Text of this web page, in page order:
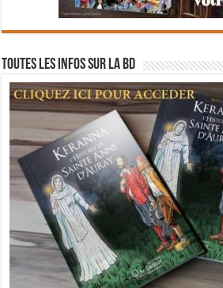
Toutes les infos sur la BD